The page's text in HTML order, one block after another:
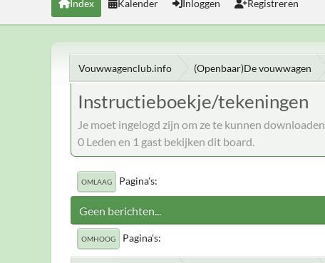
Index Kalender Inloggen Registreren
Vouwwagenclub.info (Openbaar)De vouwwagen
Instructieboekje/tekeningen
Je moet ingelogd zijn om ze te kunnen downloaden.
0 Leden en 1 gast bekijken dit board.
OMLAAG Pagina's
Geen berichten...
OMHOOG Pagina's